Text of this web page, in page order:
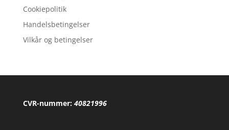
Cookiepolitik
Handelsbetingelser
Vilkår og betingelser
CVR-nummer: 40821996